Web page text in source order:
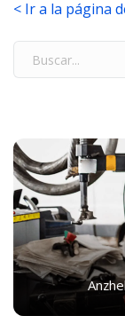
< Ir a la página